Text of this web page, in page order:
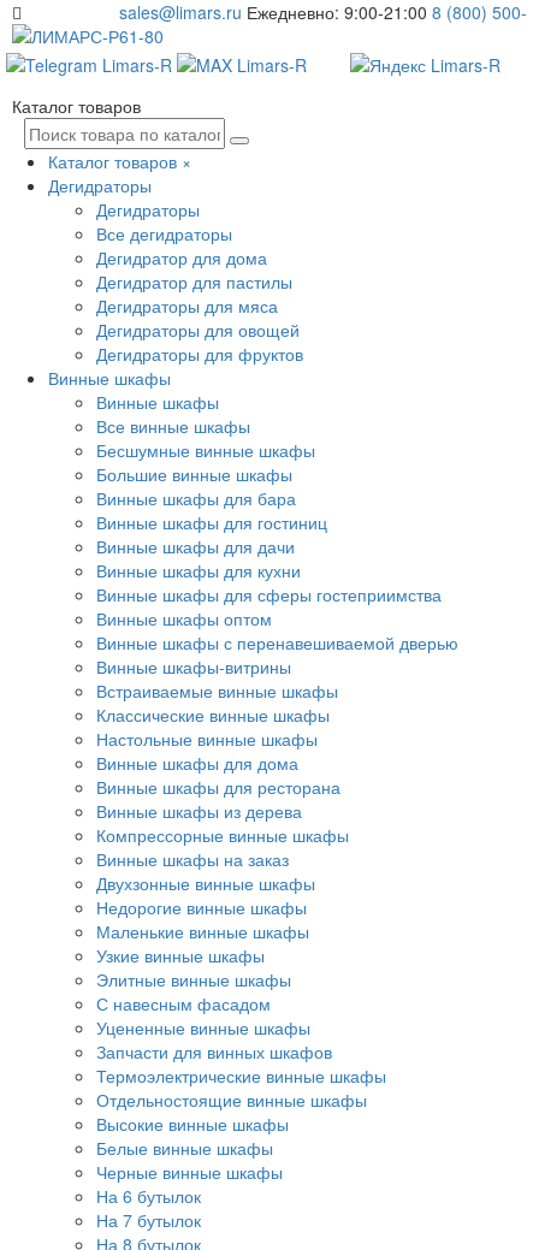
sales@limars.ru Ежедневно: 9:00-21:00 8 (800) 500-
61-80
Каталог товаров
Каталог товаров ×
Дегидраторы
Дегидраторы
Все дегидраторы
Дегидратор для дома
Дегидратор для пастилы
Дегидраторы для мяса
Дегидраторы для овощей
Дегидраторы для фруктов
Винные шкафы
Винные шкафы
Все винные шкафы
Бесшумные винные шкафы
Большие винные шкафы
Винные шкафы для бара
Винные шкафы для гостиниц
Винные шкафы для дачи
Винные шкафы для кухни
Винные шкафы для сферы гостеприимства
Винные шкафы оптом
Винные шкафы с перенавешиваемой дверью
Винные шкафы-витрины
Встраиваемые винные шкафы
Классические винные шкафы
Настольные винные шкафы
Винные шкафы для дома
Винные шкафы для ресторана
Винные шкафы из дерева
Компрессорные винные шкафы
Винные шкафы на заказ
Двухзонные винные шкафы
Недорогие винные шкафы
Маленькие винные шкафы
Узкие винные шкафы
Элитные винные шкафы
С навесным фасадом
Уцененные винные шкафы
Запчасти для винных шкафов
Термоэлектрические винные шкафы
Отдельностоящие винные шкафы
Высокие винные шкафы
Белые винные шкафы
Черные винные шкафы
На 6 бутылок
На 7 бутылок
На 8 бутылок